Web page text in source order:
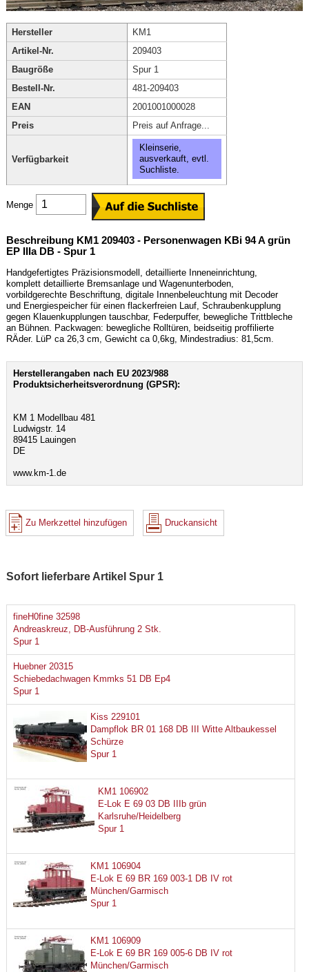
Hersteller
KM1
Artikel-Nr.
209403
Baugröße
Spur 1
Bestell-Nr.
481-209403
EAN
2001001000028
Preis
Preis auf Anfrage...
Verfügbarkeit
Kleinserie,
ausverkauft, evtl.
Suchliste.
Menge
Beschreibung KM1 209403 - Personenwagen KBi 94 A grün
EP IIIa DB - Spur 1
Handgefertigtes Präzisionsmodell, detaillierte Inneneinrichtung,
komplett detaillierte Bremsanlage und Wagenunterboden,
vorbildgerechte Beschriftung, digitale Innenbeleuchtung mit Decoder
und Energiespeicher für einen flackerfreien Lauf, Schraubenkupplung
gegen Klauenkupplungen tauschbar, Federpuffer, bewegliche Trittbleche
an Bühnen. Packwagen: bewegliche Rolltüren, beidseitig proffilierte
RÄder. LüP ca 26,3 cm, Gewicht ca 0,6kg, Mindestradius: 81,5cm.
Herstellerangaben nach EU 2023/988
Produktsicherheitsverordnung (GPSR):
KM 1 Modellbau 481
Ludwigstr. 14
89415 Lauingen
DE
www.km-1.de
Zu Merkzettel hinzufügen Druckansicht
Sofort lieferbare Artikel Spur 1
fineH0fine 32598
Andreaskreuz, DB-Ausführung 2 Stk.
Spur 1
Huebner 20315
Schiebedachwagen Kmmks 51 DB Ep4
Spur 1
Kiss 229101
Dampflok BR 01 168 DB III Witte Altbaukessel
Schürze
Spur 1
KM1 106902
E-Lok E 69 03 DB IIIb grün
Karlsruhe/Heidelberg
Spur 1
KM1 106904
E-Lok E 69 BR 169 003-1 DB IV rot
München/Garmisch
Spur 1
KM1 106909
E-Lok E 69 BR 169 005-6 DB IV rot
München/Garmisch